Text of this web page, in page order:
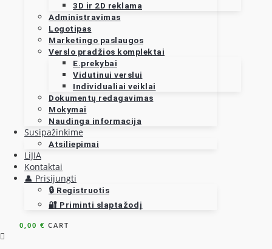
3D ir 2D reklama
Administravimas
Logotipas
Marketingo paslaugos
Verslo pradžios komplektai
E.prekybai
Vidutinui verslui
Individualiai veiklai
Dokumentų redagavimas
Mokymai
Naudinga informacija
Susipažinkime
Atsiliepimai
LiJIA
Kontaktai
👤 Prisijungti
🔒 Registruotis
🔐 Priminti slaptažodį
0,00 € CART